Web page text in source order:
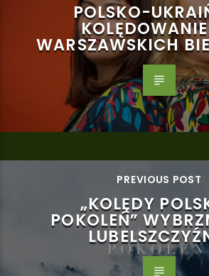
POLSKO-
WARSZAWSKICH
PREVIOUS POST
„KOLĘDY
POKOLEŃ”